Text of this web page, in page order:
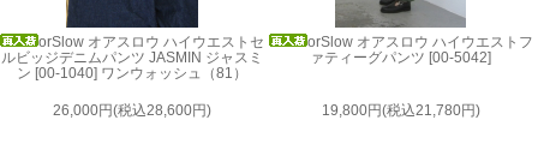
orSlow オアスロウ ハイウエストセ
ルビッジデニムパンツ JASMIN ジャスミ
ン [00-1040] ワンウォッシュ（81）
26,000円(税込28,600円)
orSlow オアスロウ ハイウエストフ
ァティーグパンツ [00-5042]
19,800円(税込21,780円)